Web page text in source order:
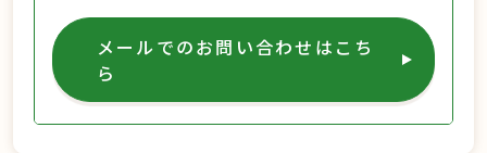
メールでのお問い合わせはこち
ら